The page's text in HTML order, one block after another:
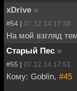
xDrive »
#54 | 07.12.14 17:38
На мой взгляд
Старый Пес »
#55 | 07.12.14 17:51
Кому: Goblin, #45